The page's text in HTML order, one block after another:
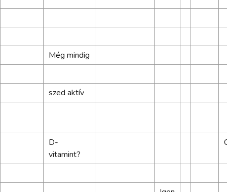
Még mindig
szed aktív
D-
vitamint?